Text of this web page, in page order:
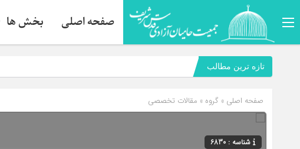
صفحه اصلی بخش ها
تازه ترین مطالب
صفحه اصلی » گروه » مقالات تخصصي
شناسه : 6830